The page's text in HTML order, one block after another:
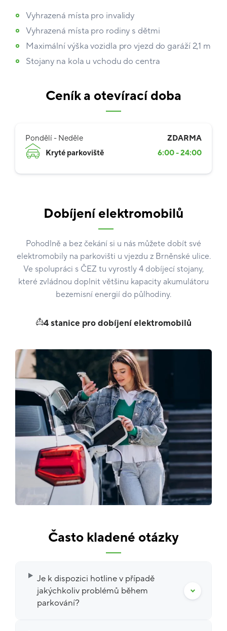
Vyhrazená místa pro invalidy
Vyhrazená místa pro rodiny s dětmi
Maximální výška vozidla pro vjezd do garáží 2,1 m
Stojany na kola u vchodu do centra
Ceník a otevírací doba
Pondělí - Neděle
ZDARMA
Kryté parkoviště
6:00 - 24:00
Dobíjení elektromobilů
Pohodlně a bez čekání si u nás můžete dobít své
elektromobily na parkovišti u vjezdu z Brněnské ulice.
Ve spolupráci s ČEZ tu vyrostly 4 dobíjecí stojany,
které zvládnou doplnit většinu kapacity akumulátoru
bezemisní energií do půlhodiny.
4 stanice pro dobíjení elektromobilů
Často kladené otázky
Je k dispozici hotline v případě
jakýchkoliv problémů během
parkování?